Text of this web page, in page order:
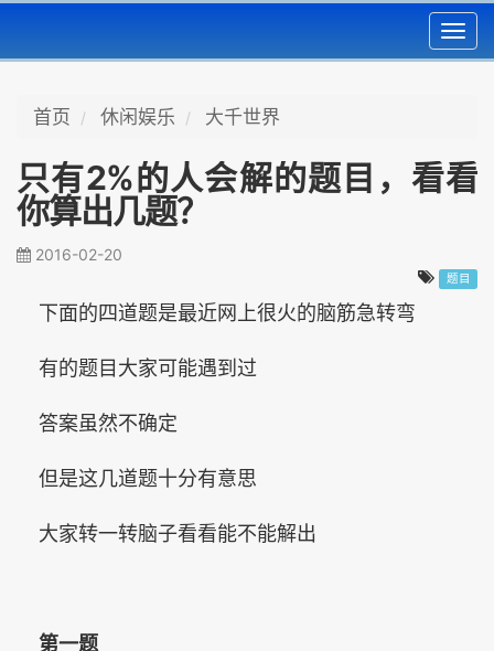
首页 休闲娱乐 大千世界
只有2%的人会解的题目，看看
你算出几题？
2016-02-20
题目
下面的四道题是最近网上很火的脑筋急转弯
有的题目大家可能遇到过
答案虽然不确定
但是这几道题十分有意思
大家转一转脑子看看能不能解出
第一题